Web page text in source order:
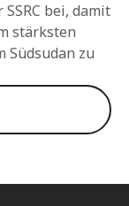
bei, damit
stärksten
Südsudan zu